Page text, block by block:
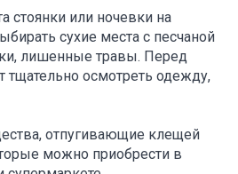
стоянки или ночевки на
сухие места с песчаной
лишенные травы. Перед
тщательно осмотреть одежду,
отпугивающие клещей
можно приобрести в